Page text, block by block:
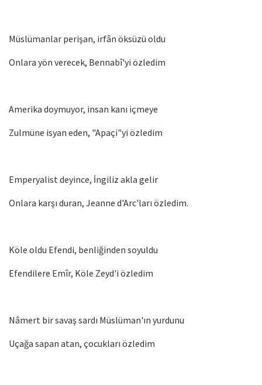
Müslümanlar perişan, irfân öksüzü oldu
Onlara yön verecek, Bennabî'yi özledim
Amerika doymuyor, insan kanı içmeye
Zulmüne isyan eden, "Apaçi"yi özledim
Emperyalist deyince, İngiliz akla gelir
Onlara karşı duran, Jeanne d'Arc'ları özledim.
Köle oldu Efendi, benliğinden soyuldu
Efendilere Emîr, Köle Zeyd'i özledim
Nâmert bir savaş sardı Müslüman'ın yurdunu
Uçağa sapan atan, çocukları özledim